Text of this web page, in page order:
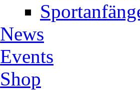
News
Events
Shop